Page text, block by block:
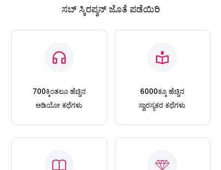
ಸಬ್ ಸ್ಕಿರಪ್ಶನ್ ಜೊತೆ ಪಡೆಯಿರಿ
700ಕ್ಕಿಂತಲೂ ಹೆಚ್ಚಿನ
ಆಡಿಯೋ ಕಥೆಗಳು
6000ಕ್ಕೂ ಹೆಚ್ಚಿನ
ಸ್ವಾರಸ್ಯಕರ ಕಥೆಗಳು